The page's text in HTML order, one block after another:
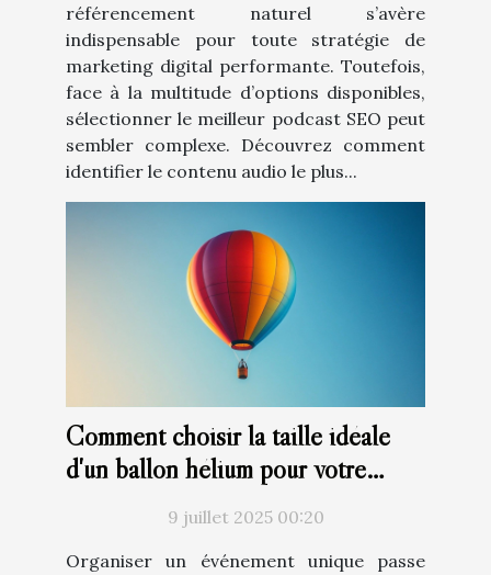
référencement naturel s’avère
indispensable pour toute stratégie de
marketing digital performante. Toutefois,
face à la multitude d’options disponibles,
sélectionner le meilleur podcast SEO peut
sembler complexe. Découvrez comment
identifier le contenu audio le plus...
Comment choisir la taille idéale
d'un ballon hélium pour votre
événement ?9 juillet 2025 00:20
Organiser un événement unique passe